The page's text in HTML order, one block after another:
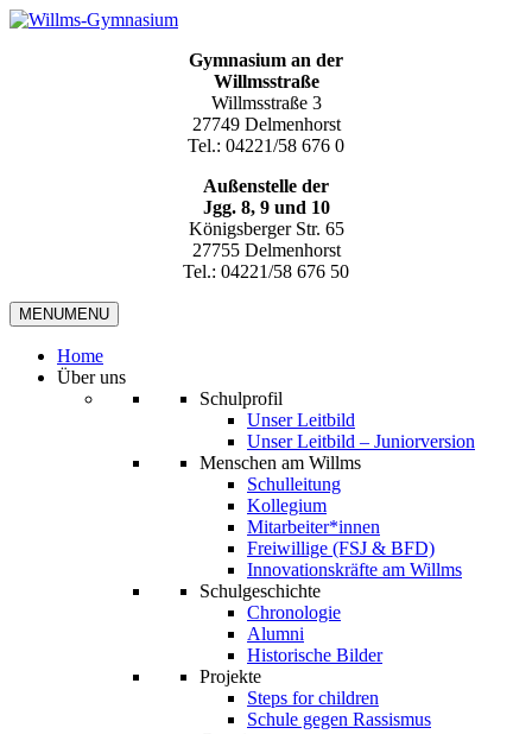
Gymnasium an der
Willmsstraße
Willmsstraße 3
27749 Delmenhorst
Tel.: 04221/58 676 0
Außenstelle der
Jgg. 8, 9 und 10
Königsberger Str. 65
27755 Delmenhorst
Tel.: 04221/58 676 50
MENUMENU
Home
Über uns
Schulprofil
Unser Leitbild
Unser Leitbild – Juniorversion
Menschen am Willms
Schulleitung
Kollegium
Mitarbeiter*innen
Freiwillige (FSJ & BFD)
Innovationskräfte am Willms
Schulgeschichte
Chronologie
Alumni
Historische Bilder
Projekte
Steps for children
Schule gegen Rassismus